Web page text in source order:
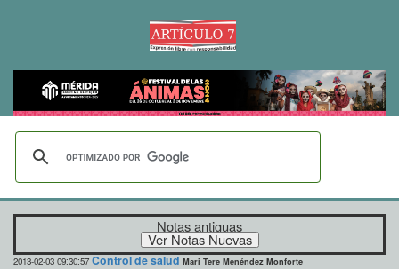
Notas antiguas
2013-02-03 09:30:57 Control de salud Mari Tere Menéndez Monforte